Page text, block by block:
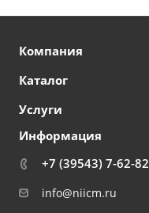
Компания
Каталог
Услуги
Информация
+7 (39543) 7-62-82
info@niicm.ru